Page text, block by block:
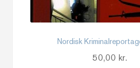
Nordisk
50,00 kr.